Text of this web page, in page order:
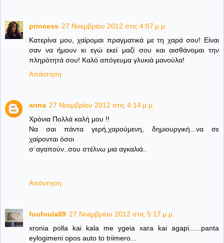
princess 27 Νοεμβρίου 2012 στις 4:07 μ.μ.
Κατερίνα μου, χαίρομαι πραγματικά με τη χαρά σου! Είναι
σαν να ήμουν κι εγώ εκεί μαζί σου και αισθάνομαι την
πληρότητά σου! Καλό απόγευμα γλυκιά μανούλα!
Απάντηση
anna 27 Νοεμβρίου 2012 στις 4:14 μ.μ.
Χρόνια Πολλά καλή μου !!
Να σαι πάντα γερή,χαρούμενη, δημιουργική...να σε
χαίρονται όσοι
σ΄αγαπούν..σου στέλνω μια αγκαλιά..
Απάντηση
foufoula89 27 Νοεμβρίου 2012 στις 5:17 μ.μ.
xronia polla kai kala me ygeia xara kai agapi......panta
eylogimeni opos auto to triimero...